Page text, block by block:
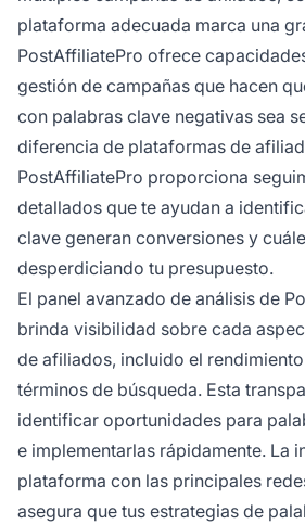
plataforma adecuada marca una
PostAffiliatePro ofrece
gestión de campañas que hacen
con palabras clave negativas sea
diferencia de plataformas de
PostAffiliatePro proporciona
detallados que te ayudan a
clave generan conversiones y
desperdiciando tu presupuesto.
El panel avanzado de análisis de
brinda visibilidad sobre cada
de afiliados, incluido el
términos de búsqueda. Esta
identificar oportunidades para
e implementarlas rápidamente. La
plataforma con las principales
asegura que tus estrategias de